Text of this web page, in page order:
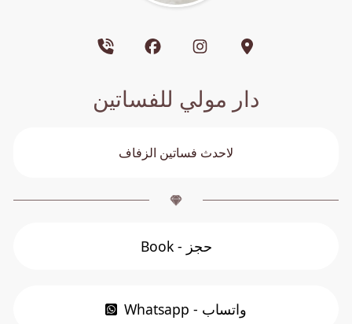
دار مولي للفساتين
لاحدث فساتين الزفاف
Book - حجز
Whatsapp - واتساب